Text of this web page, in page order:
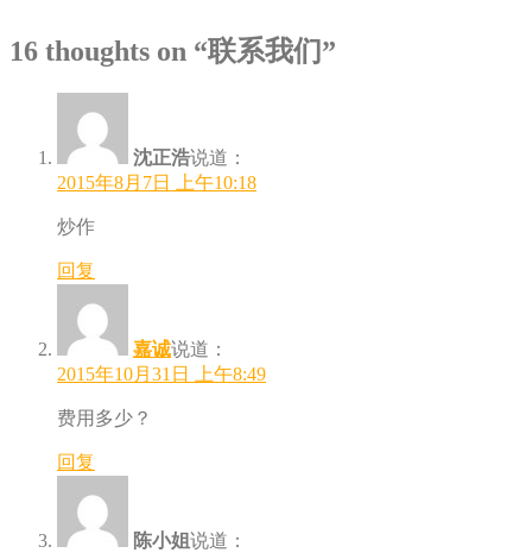
16 thoughts on “联系我们”
沈正浩说道：
2015年8月7日 上午10:18
炒作
回复
嘉诚说道：
2015年10月31日 上午8:49
费用多少？
回复
陈小姐说道：